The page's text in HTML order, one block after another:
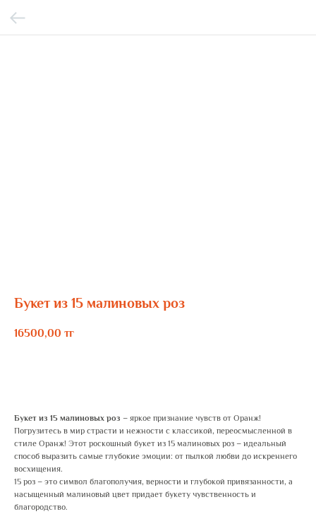
Букет из 15 малиновых роз
16500,00 тг
Букет из 15 малиновых роз – яркое признание чувств от Оранж!
Погрузитесь в мир страсти и нежности с классикой, переосмысленной в
стиле Оранж! Этот роскошный букет из 15 малиновых роз – идеальный
способ выразить самые глубокие эмоции: от пылкой любви до искреннего
восхищения.
15 роз – это символ благополучия, верности и глубокой привязанности, а
насыщенный малиновый цвет придает букету чувственность и
благородство.